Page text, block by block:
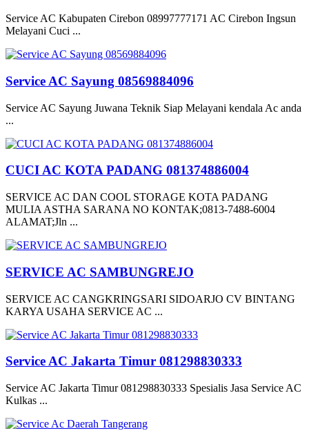
Service AC Kabupaten Cirebon 08997777171 AC Cirebon Ingsun
Melayani Cuci ...
Service AC Sayung 08569884096
Service AC Sayung Juwana Teknik Siap Melayani kendala Ac anda
...
CUCI AC KOTA PADANG 081374886004
SERVICE AC DAN COOL STORAGE KOTA PADANG
MULIA ASTHA SARANA NO KONTAK;0813-7488-6004
ALAMAT;Jln ...
SERVICE AC SAMBUNGREJO
SERVICE AC CANGKRINGSARI SIDOARJO CV BINTANG
KARYA USAHA SERVICE AC ...
Service AC Jakarta Timur 081298830333
Service AC Jakarta Timur 081298830333 Spesialis Jasa Service AC
Kulkas ...